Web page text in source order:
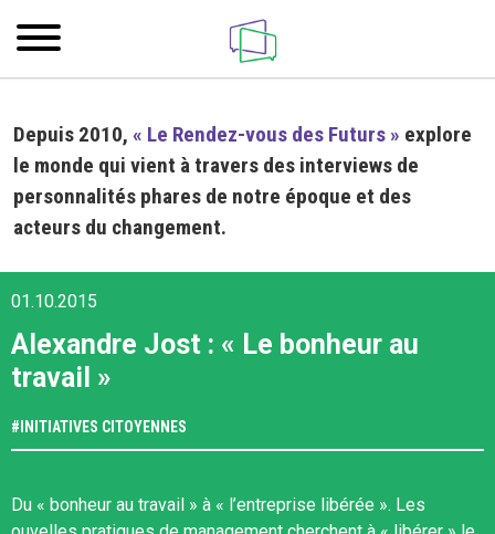
Depuis 2010, « Le Rendez-vous des Futurs » explore
le monde qui vient à travers des interviews de
personnalités phares de notre époque et des
acteurs du changement.
01.10.2015
Alexandre Jost : « Le bonheur au
travail »
# INITIATIVES CITOYENNES
Du « bonheur au travail » à « l’entreprise libérée ». Les